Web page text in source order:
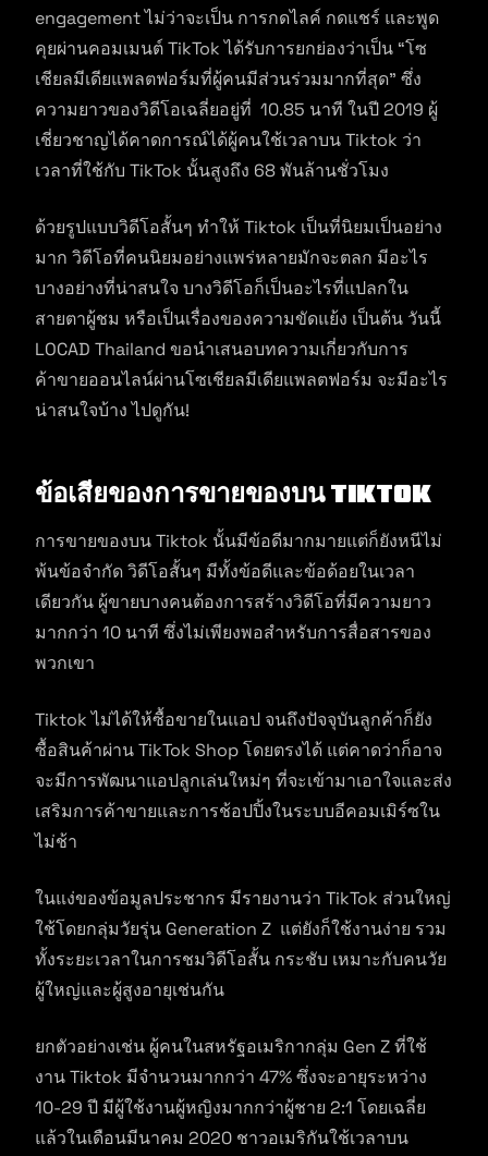
engagement ไม่ว่าจะเป็น การกดไลค์ กดแชร์ และพูด
คุยผ่านคอมเมนต์ TikTok ได้รับการยกย่องว่าเป็น “โซ
เชียลมีเดียแพลตฟอร์มที่ผู้คนมีส่วนร่วมมากที่สุด” ซึ่ง
ความยาวของวิดีโอเฉลี่ยอยู่ที่ 10.85 นาที ในปี 2019 ผู้
เชี่ยวชาญได้คาดการณ์ได้ผู้คนใช้เวลาบน Tiktok ว่า
เวลาที่ใช้กับ TikTok นั้นสูงถึง 68 พันล้านชั่วโมง
ด้วยรูปแบบวิดีโอสั้นๆ ทำให้ Tiktok เป็นที่นิยมเป็นอย่าง
มาก วิดีโอที่คนนิยมอย่างแพร่หลายมักจะตลก มีอะไร
บางอย่างที่น่าสนใจ บางวิดีโอก็เป็นอะไรที่แปลกใน
สายตาผู้ชม หรือเป็นเรื่องของความขัดแย้ง เป็นต้น วันนี้
LOCAD Thailand ขอนำเสนอบทความเกี่ยวกับการ
ค้าขายออนไลน์ผ่านโซเชียลมีเดียแพลตฟอร์ม จะมีอะไร
น่าสนใจบ้าง ไปดูกัน!
ข้อเสียของการขายของบน Tiktok
การขายของบน Tiktok นั้นมีข้อดีมากมายแต่ก็ยังหนีไม่
พ้นข้อจำกัด วิดีโอสั้นๆ มีทั้งข้อดีและข้อด้อยในเวลา
เดียวกัน ผู้ขายบางคนต้องการสร้างวิดีโอที่มีความยาว
มากกว่า 10 นาที ซึ่งไม่เพียงพอสำหรับการสื่อสารของ
พวกเขา
Tiktok ไม่ได้ให้ซื้อขายในแอป จนถึงปัจจุบันลูกค้าก็ยัง
ซื้อสินค้าผ่าน TikTok Shop โดยตรงได้ แต่คาดว่าก็อาจ
จะมีการพัฒนาแอปลูกเล่นใหม่ๆ ที่จะเข้ามาเอาใจและส่ง
เสริมการค้าขายและการช้อปปิ้งในระบบอีคอมเมิร์ซใน
ไม่ช้า
ในแง่ของข้อมูลประชากร มีรายงานว่า TikTok ส่วนใหญ่
ใช้โดยกลุ่มวัยรุ่น Generation Z แต่ยังก็ใช้งานง่าย รวม
ทั้งระยะเวลาในการชมวิดีโอสั้น กระชับ เหมาะกับคนวัย
ผู้ใหญ่และผู้สูงอายุเช่นกัน
ยกตัวอย่างเช่น ผู้คนในสหรัฐอเมริกากลุ่ม Gen Z ที่ใช้
งาน Tiktok มีจำนวนมากกว่า 47% ซึ่งจะอายุระหว่าง
10-29 ปี มีผู้ใช้งานผู้หญิงมากกว่าผู้ชาย 2:1 โดยเฉลี่ย
แล้วในเดือนมีนาคม 2020 ชาวอเมริกันใช้เวลาบน